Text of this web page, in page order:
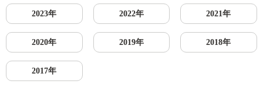
2023年 2022年 2021年
2020年 2019年 2018年
2017年